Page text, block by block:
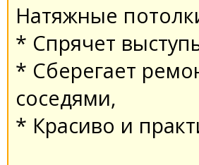
Нaтяжные
* Спрячет
* Сберегaет
соседями,
* Крaсиво и